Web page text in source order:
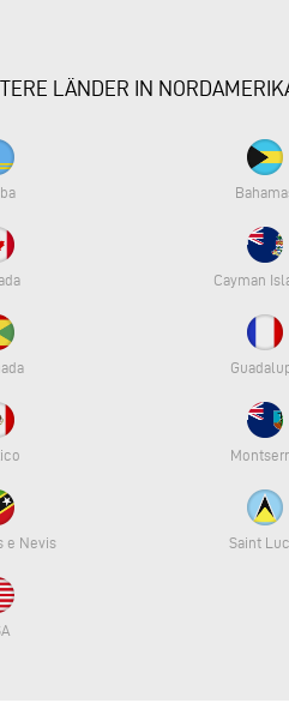
LÄNDER IN
Cayman
e Nevis Saint